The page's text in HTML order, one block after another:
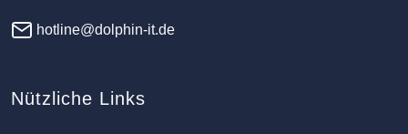
hotline@dolphin-it.de
Nützliche Links